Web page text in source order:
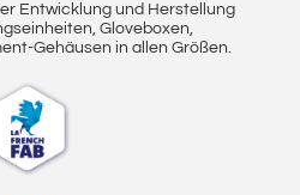
Entwicklung und Herstellung
Gloveboxen,
Gehäusen in allen Größen.